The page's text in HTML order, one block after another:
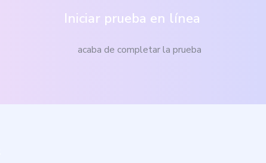
Iniciar prueba en línea
acaba de completar la prueba